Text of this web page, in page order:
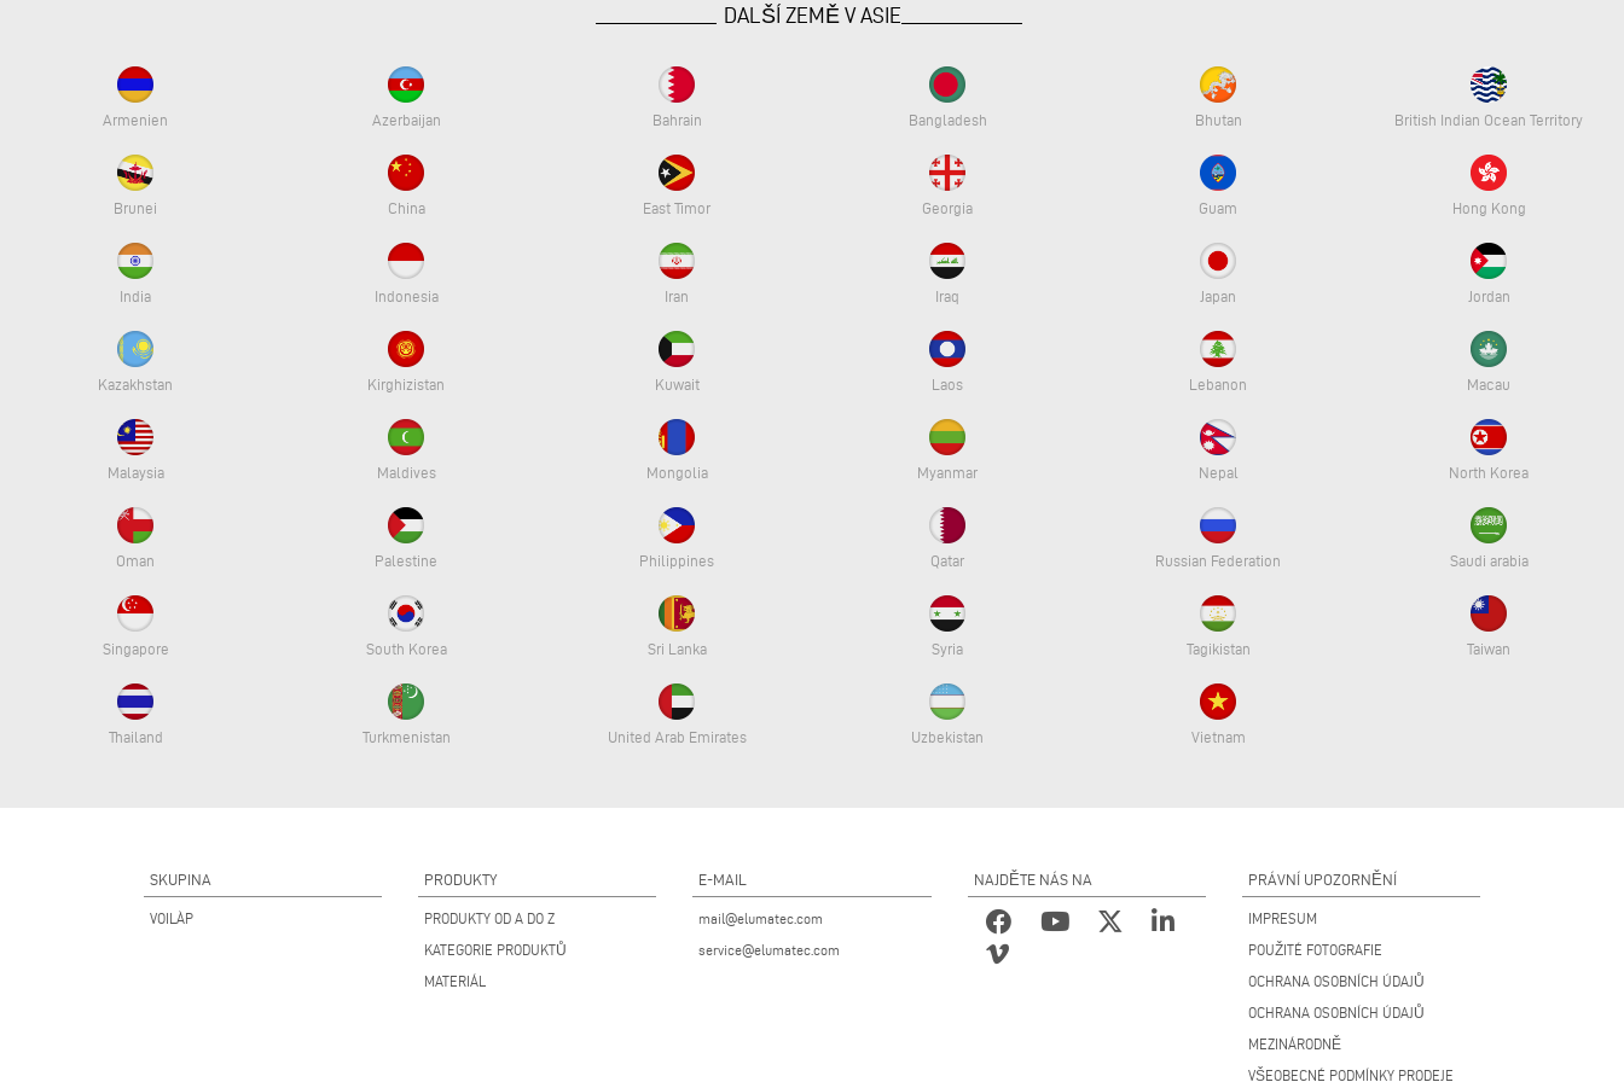
DALŠÍ ZEMĚ V ASIE
Armenien Azerbaijan Bahrain Bangladesh Bhutan British Indian Ocean Territory
Brunei China East Timor Georgia Guam Hong Kong
India Indonesia Iran Iraq Japan Jordan
Kazakhstan Kirghizistan Kuwait Laos Lebanon Macau
Malaysia Maldives Mongolia Myanmar Nepal North Korea
Oman Palestine Philippines Qatar Russian Federation Saudi arabia
Singapore South Korea Sri Lanka Syria Tagikistan Taiwan
Thailand Turkmenistan United Arab Emirates Uzbekistan Vietnam
SKUPINA
VOILÀP
PRODUKTY
PRODUKTY OD A DO Z
KATEGORIE PRODUKTŮ
MATERIÁL
E-MAIL
mail@elumatec.com
service@elumatec.com
NAJDĚTE NÁS NA PRÁVNÍ UPOZORNĚNÍ
IMPRESUM
POUŽITÉ FOTOGRAFIE
OCHRANA OSOBNÍCH ÚDAJŮ
OCHRANA OSOBNÍCH ÚDAJŮ
MEZINÁRODNĚ
VŠEOBECNÉ PODMÍNKY PRODEJE